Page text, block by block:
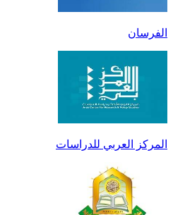
الفرسان
المركز العربي للدراسات